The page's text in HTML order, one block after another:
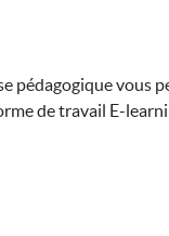
pédagogique vous
de travail E-